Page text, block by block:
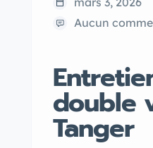
Aucun
double
Tanger